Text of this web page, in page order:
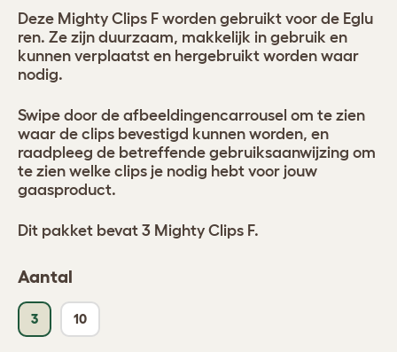
Aantal
3 10
Deze Mighty Clips F worden gebruikt voor de Eglu
ren. Ze zijn duurzaam, makkelijk in gebruik en
kunnen verplaatst en hergebruikt worden waar
nodig.
Swipe door de afbeeldingencarrousel om te zien
waar de clips bevestigd kunnen worden, en
raadpleeg de betreffende gebruiksaanwijzing om
te zien welke clips je nodig hebt voor jouw
gaasproduct.
Dit pakket bevat 3 Mighty Clips F.